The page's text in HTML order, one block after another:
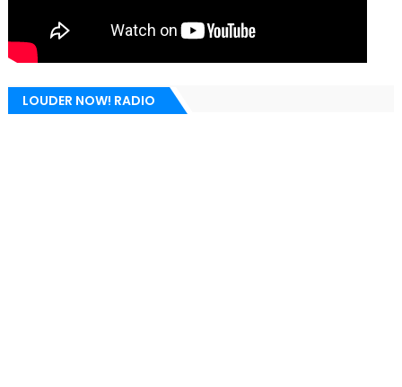
LOUDER NOW! RADIO